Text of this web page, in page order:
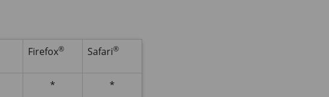
Firefox® Safari®
* *